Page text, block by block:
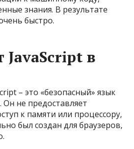
знания. В результате
быстро.
в
– это «безопасный» язык
не предоставляет
к памяти или процессору,
был создан для браузеров,